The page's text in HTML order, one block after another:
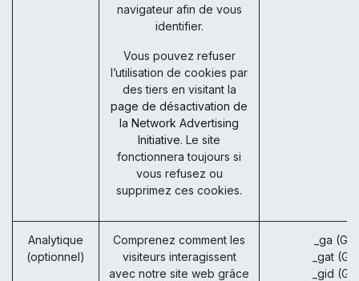
navigateur afin de vous
identifier.
Vous pouvez refuser
l’utilisation de cookies par
des tiers en visitant la
page de désactivation de
la Network Advertising
Initiative. Le site
fonctionnera toujours si
vous refusez ou
supprimez ces cookies.
Analytique
(optionnel)
Comprenez comment les
visiteurs interagissent
avec notre site web grâce
_ga
_gat
_gid